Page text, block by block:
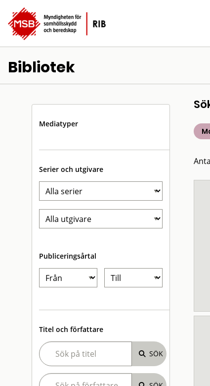
Bibliotek
Mediatyper
Serier och utgivare
Publiceringsårtal
Titel och författare